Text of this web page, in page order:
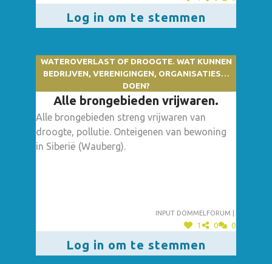
Log in om te stemmen
WATEROVERLAST OF DROOGTE. WAT KUNNEN
BEDRIJVEN, VERENIGINGEN, ORGANISATIES…
DOEN?
Alle brongebieden vrijwaren.
Alle brongebieden streng vrijwaren van
droogte, pollutie. Onteigenen van bewoning
in Siberië (Wauberg).
Input dommelforum |.
1 0 0
Log in om te stemmen